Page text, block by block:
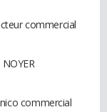
commercial
commercial